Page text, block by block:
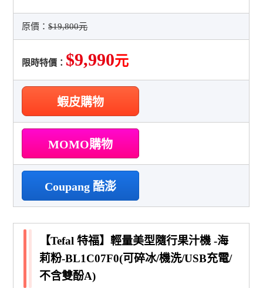
原價：$19,800元
限時特價： $9,990元
蝦皮購物
MOMO購物
Coupang 酷澎
【Tefal 特福】輕量美型隨行果汁機 -海
莉粉-BL1C07F0(可碎冰/機洗/USB充電/
不含雙酚A)